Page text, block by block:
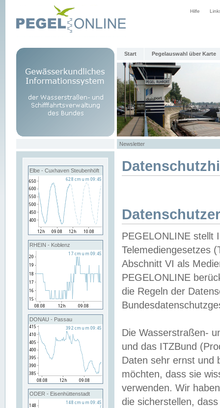
Hilfe
Start Pegelauswahl über Karte
Newsletter
Elbe - Cuxhaven Steubenhöft
RHEIN - Koblenz
DONAU - Passau
ODER - Eisenhüttenstadt
PEGELONLINE stellt
Telemediengesetzes
Abschnitt VI als
PEGELONLINE
die Regeln der
Die Wasserstraßen-
und das ITZBund
Daten sehr ernst und
möchten, dass sie
verwenden. Wir
die sicherstellen,